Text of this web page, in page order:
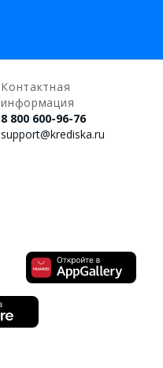
Контактная
информация
8 800 600-96-76
support@krediska.ru